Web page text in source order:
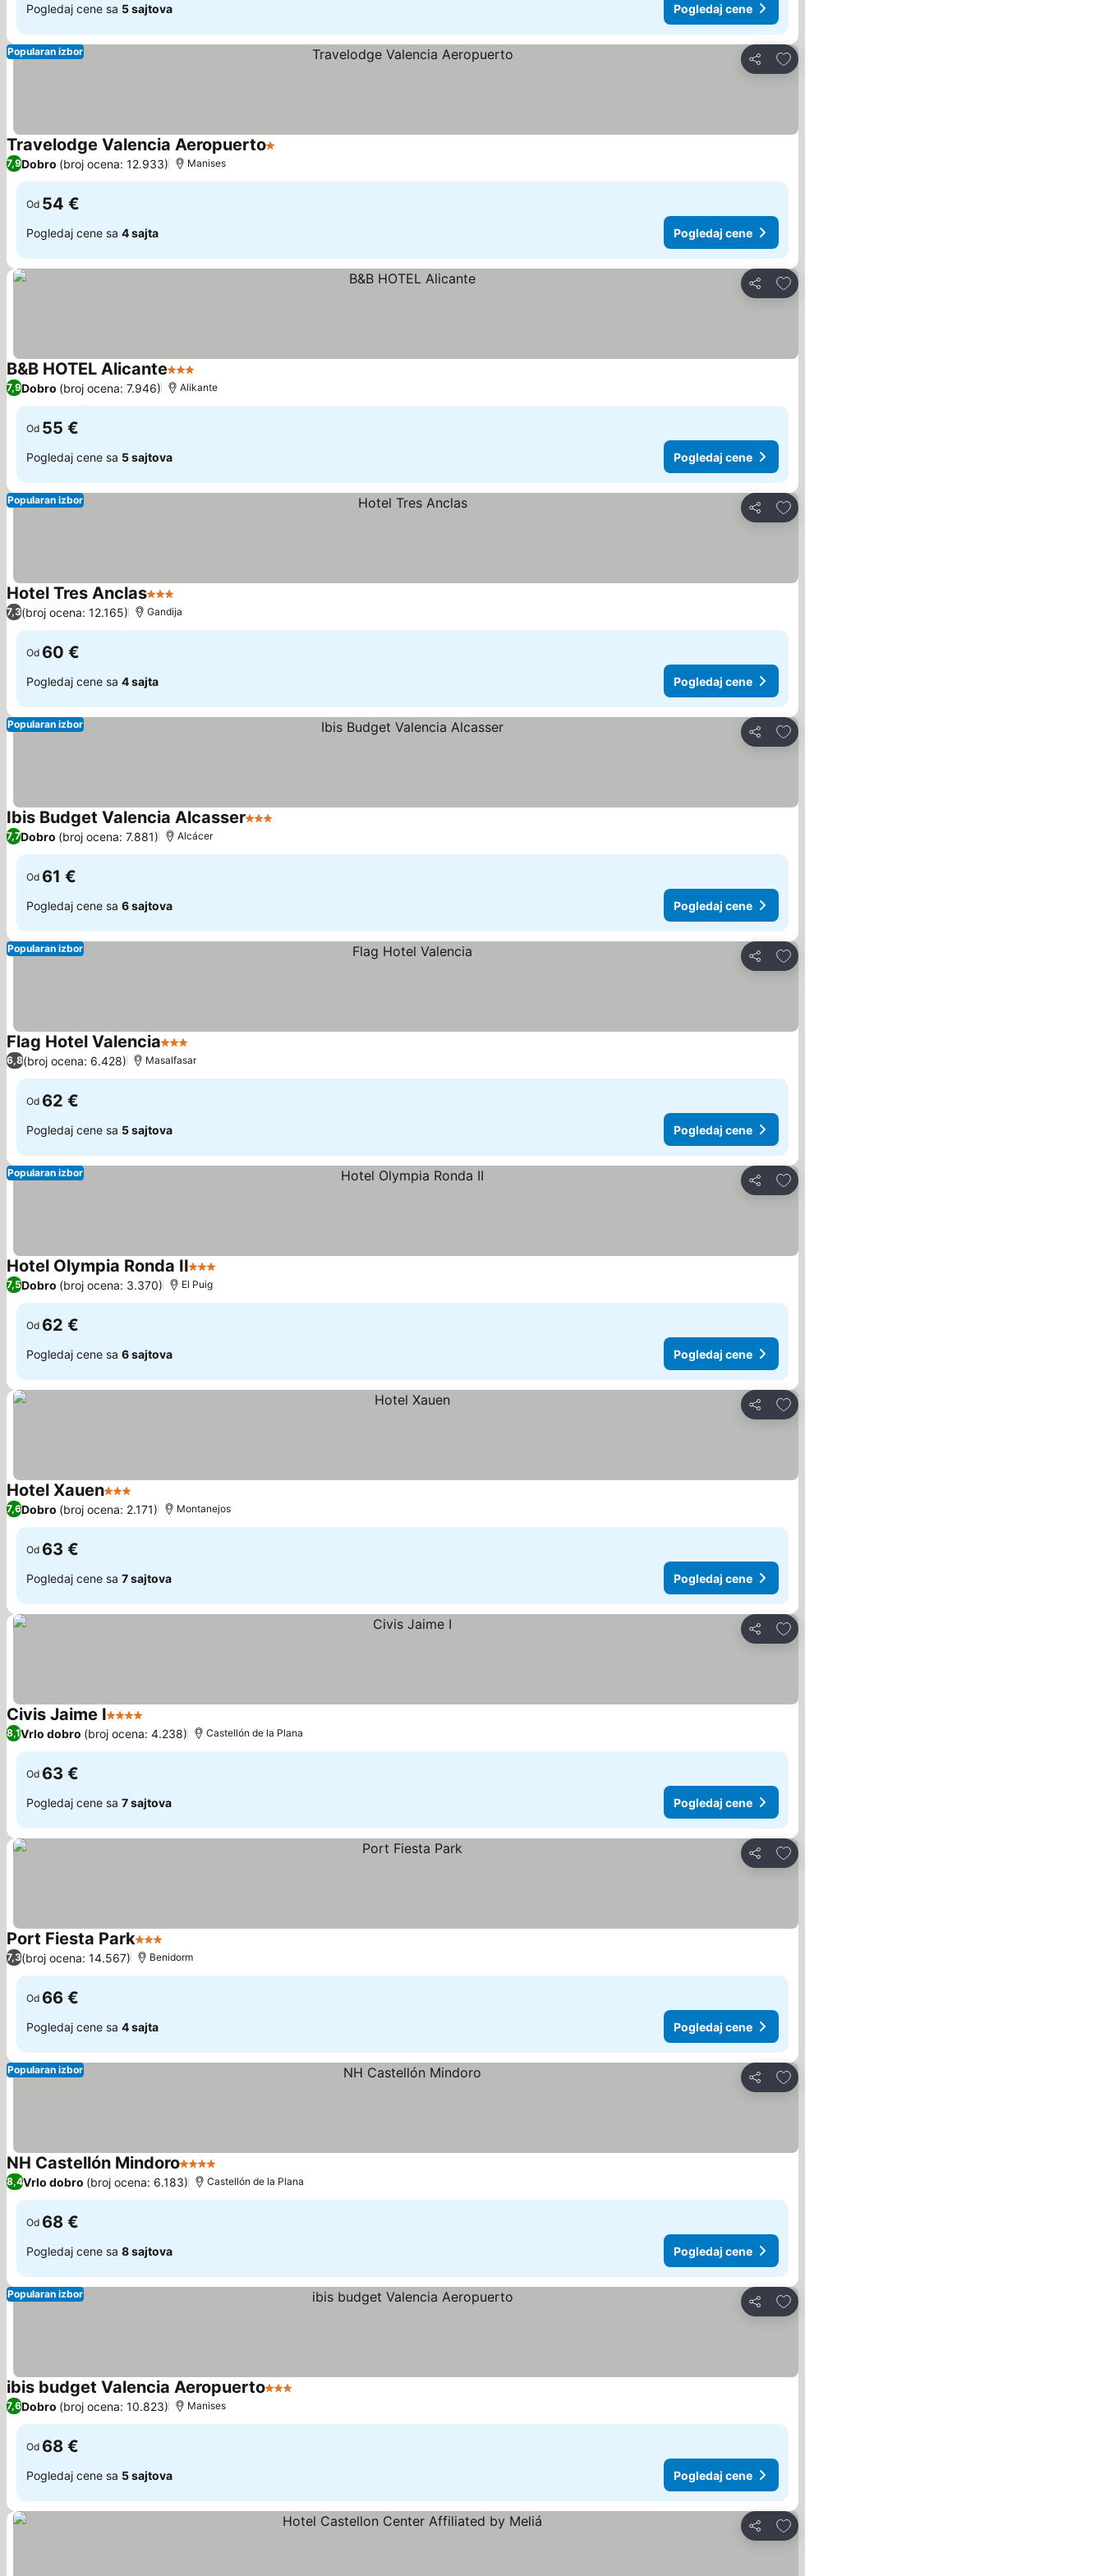
Pogledaj cene sa 5 sajtova Pogledaj cene
Deli
Dodati u favorite
Popularan izbor
Travelodge Valencia Aeropuerto1 Zvezdice
7,9Dobro (broj ocena: 12.933) Manises
Od 54 €
Pogledaj cene sa 4 sajta Pogledaj cene
Deli
Dodati u favorite
B&B HOTEL Alicante3 Zvezdice
7,9Dobro (broj ocena: 7.946) Alikante
Od 55 €
Pogledaj cene sa 5 sajtova Pogledaj cene
Deli
Dodati u favorite
Popularan izbor
Hotel Tres Anclas3 Zvezdice
7,3(broj ocena: 12.165) Gandija
Od 60 €
Pogledaj cene sa 4 sajta Pogledaj cene
Deli
Dodati u favorite
Popularan izbor
Ibis Budget Valencia Alcasser3 Zvezdice
7,7Dobro (broj ocena: 7.881) Alcácer
Od 61 €
Pogledaj cene sa 6 sajtova Pogledaj cene
Deli
Dodati u favorite
Popularan izbor
Flag Hotel Valencia3 Zvezdice
6,8(broj ocena: 6.428) Masalfasar
Od 62 €
Pogledaj cene sa 5 sajtova Pogledaj cene
Deli
Dodati u favorite
Popularan izbor
Hotel Olympia Ronda II3 Zvezdice
7,5Dobro (broj ocena: 3.370) El Puig
Od 62 €
Pogledaj cene sa 6 sajtova Pogledaj cene
Deli
Dodati u favorite
Hotel Xauen3 ZvezdicePogledaj cene
7,6Dobro (broj ocena: 2.171) Montanejos
Od 63 €
Pogledaj cene sa 7 sajtova Pogledaj cene
Deli
Dodati u favorite
Civis Jaime I4 ZvezdicePogledaj cene
8,1Vrlo dobro (broj ocena: 4.238) Castellón de la Plana
Od 63 €
Pogledaj cene sa 7 sajtova Pogledaj cene
Deli
Dodati u favorite
Port Fiesta Park3 Zvezdice
7,3(broj ocena: 14.567) Benidorm
Od 66 €
Pogledaj cene sa 4 sajta Pogledaj cene
Deli
Dodati u favorite
Popularan izbor
NH Castellón Mindoro4 Zvezdice
8,4Vrlo dobro (broj ocena: 6.183) Castellón de la Plana
Od 68 €
Pogledaj cene sa 8 sajtova Pogledaj cene
Deli
Dodati u favorite
Popularan izbor
ibis budget Valencia Aeropuerto3 Zvezdice
7,6Dobro (broj ocena: 10.823) Manises
Od 68 €
Pogledaj cene sa 5 sajtova Pogledaj cene
Deli
Dodati u favorite